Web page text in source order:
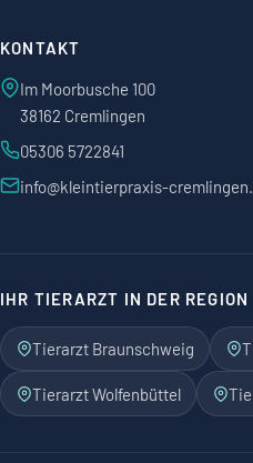
KONTAKT
Im Moorbusche 100
38162 Cremlingen
05306 5722841
info@kleintierpraxis-
IHR TIERARZT IN DER REGION
Tierarzt Braunschweig
Tierarzt Wolfenbüttel